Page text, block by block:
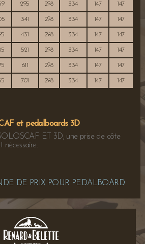
295 298 334 147 147
341 298 334 147 147
431 298 334 147 147
521 298 334 147 147
611 298 334 147 147
701 298 334 147 147
et pedalboards 3D
ET 3D, une prise de côte
nécessaire.
DE PRIX POUR PEDALBOARD